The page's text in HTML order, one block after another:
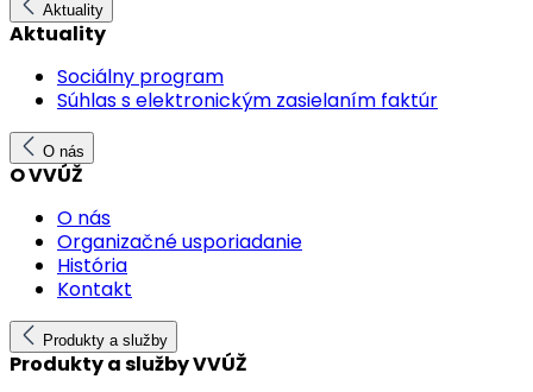
Aktuality
Aktuality
Sociálny program
Súhlas s elektronickým zasielaním faktúr
O nás
O VVÚŽ
O nás
Organizačné usporiadanie
História
Kontakt
Produkty a služby
Produkty a služby VVÚŽ